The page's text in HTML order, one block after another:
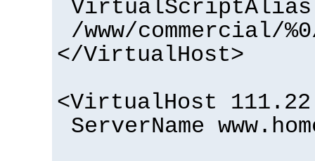
VirtualScriptAlias
/www/commercial/
</VirtualHost>
<VirtualHost
ServerName